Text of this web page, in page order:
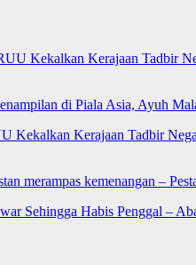
Kekalkan Kerajaan Tadbir
di Piala Asia, Ayuh
Kekalkan Kerajaan Tadbir
merampas kemenangan –
Sehingga Habis Penggal –